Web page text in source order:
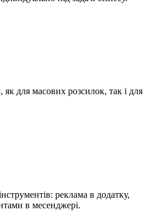
для масових розсилок, так і для
реклама в додатку,
в месенджері.